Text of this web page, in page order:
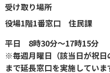
受け取り場所
役場1階1番窓口 住民課
平日 8時30分～17時15分
※毎週月曜日（該当日が祝
まで延長窓口を実施していま